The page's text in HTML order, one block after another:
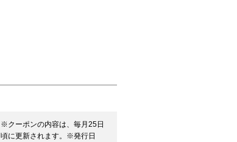
※クーポンの内容は、毎月25日
頃に更新されます。※発行日